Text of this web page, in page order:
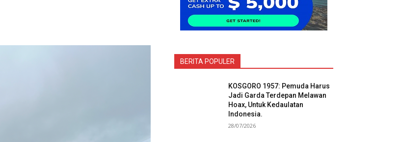
BERITA POPULER
KOSGORO 1957: Pemuda Harus
Jadi Garda Terdepan Melawan
Hoax, Untuk Kedaulatan
Indonesia.
28/07/2026